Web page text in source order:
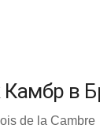
в
de la Cambre